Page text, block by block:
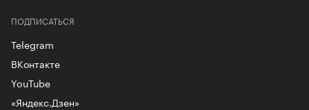
ПОДПИСАТЬСЯ
Telegram
ВКонтакте
YouTube
«Яндекс.Дзен»